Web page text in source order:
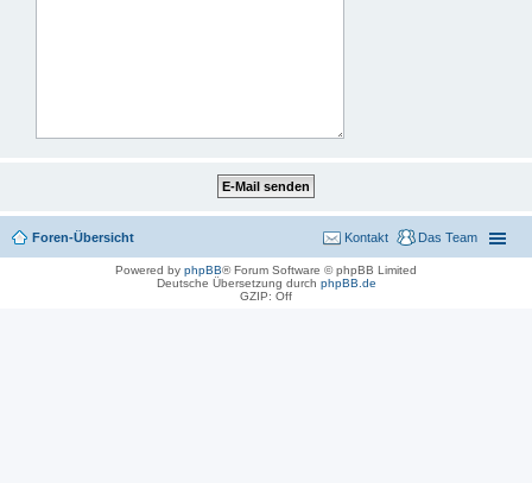
Foren-Übersicht Das Team
Kontakt
Powered by phpBB® Forum Software © phpBB Limited
Deutsche Übersetzung durch phpBB.de
GZIP: Off